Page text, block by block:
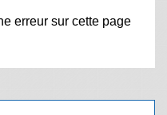
erreur sur cette page